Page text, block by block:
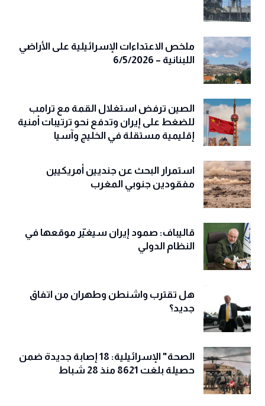
ملخص الاعتداءات الإسرائيلية على الأراضي
اللبنانية – 6/5/2026
الصين ترفض استغلال القمة مع ترامب
للضغط على إيران وتدفع نحو ترتيبات أمنية
إقليمية مستقلة في الخليج وآسيا
استمرار البحث عن جنديين أمريكيين
مفقودين جنوبي المغرب
قاليباف: صمود إيران سيغيّر موقعها في
النظام الدولي
هل تقترب واشنطن وطهران من اتفاق
جديد؟
الصحة" الإسرائيلية: 18 إصابة جديدة ضمن
حصيلة بلغت 8621 منذ 28 شباط